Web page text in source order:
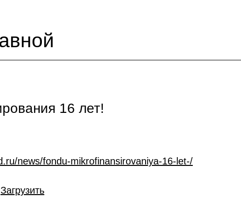
16 лет!
news/fondu-mikrofinansirovaniya-16-let-/
Загрузить